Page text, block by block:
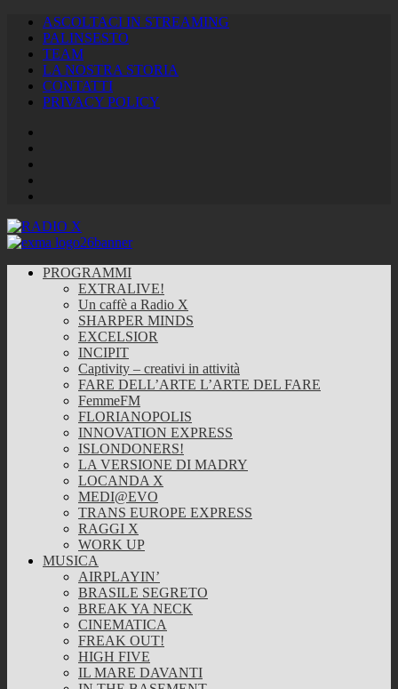
ASCOLTACI IN STREAMING
PALINSESTO
TEAM
LA NOSTRA STORIA
CONTATTI
PRIVACY POLICY
PROGRAMMI
EXTRALIVE!
Un caffè a Radio X
SHARPER MINDS
EXCELSIOR
INCIPIT
Captivity – creativi in attività
FARE DELL’ARTE L’ARTE DEL FARE
FemmeFM
FLORIANOPOLIS
INNOVATION EXPRESS
ISLONDONERS!
LA VERSIONE DI MADRY
LOCANDA X
MEDI@EVO
TRANS EUROPE EXPRESS
RAGGI X
WORK UP
MUSICA
AIRPLAYIN’
BRASILE SEGRETO
BREAK YA NECK
CINEMATICA
FREAK OUT!
HIGH FIVE
IL MARE DAVANTI